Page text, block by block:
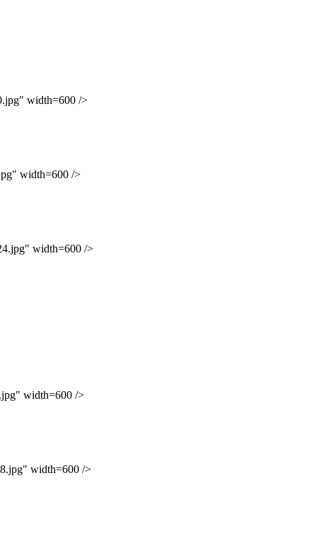
width=600 />
width=600 />
width=600 />
width=600 />
width=600 />